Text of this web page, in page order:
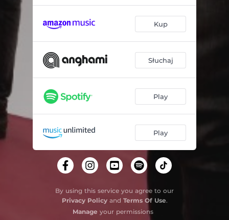
Kup
Słuchaj
Play
Play
By using this service you agree to our
Privacy Policyand Terms Of Use.
Manage your permissions